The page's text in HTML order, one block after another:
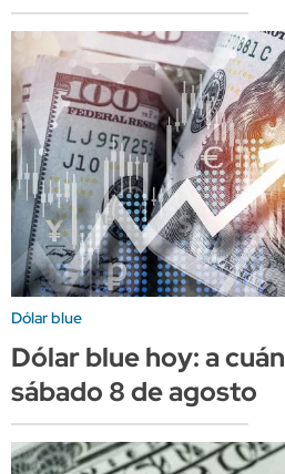
Dólar blue
Dólar blue hoy: a
sábado 8 de agosto